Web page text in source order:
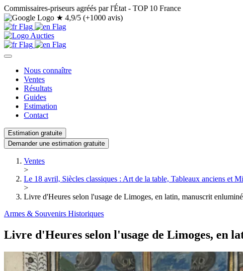
Commissaires-priseurs agréés par l'État - TOP 10 France
★ 4,9/5 (+1000 avis)
Nous connaître
Ventes
Résultats
Guides
Estimation
Contact
Estimation gratuite
Demander une estimation gratuite
Ventes
>
Le 18 avril, Siècles classiques : Art de la table, Tableaux anciens et
>
Livre d'Heures selon l'usage de Limoges, en latin, manuscrit
Armes & Souvenirs Historiques
Livre d'Heures selon l'usage de Limoges, en